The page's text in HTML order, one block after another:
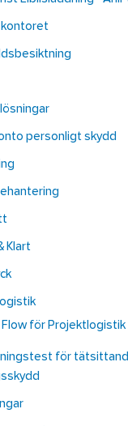
kontoret
personligt skydd
Klart
Flow för Projektlogistik
för